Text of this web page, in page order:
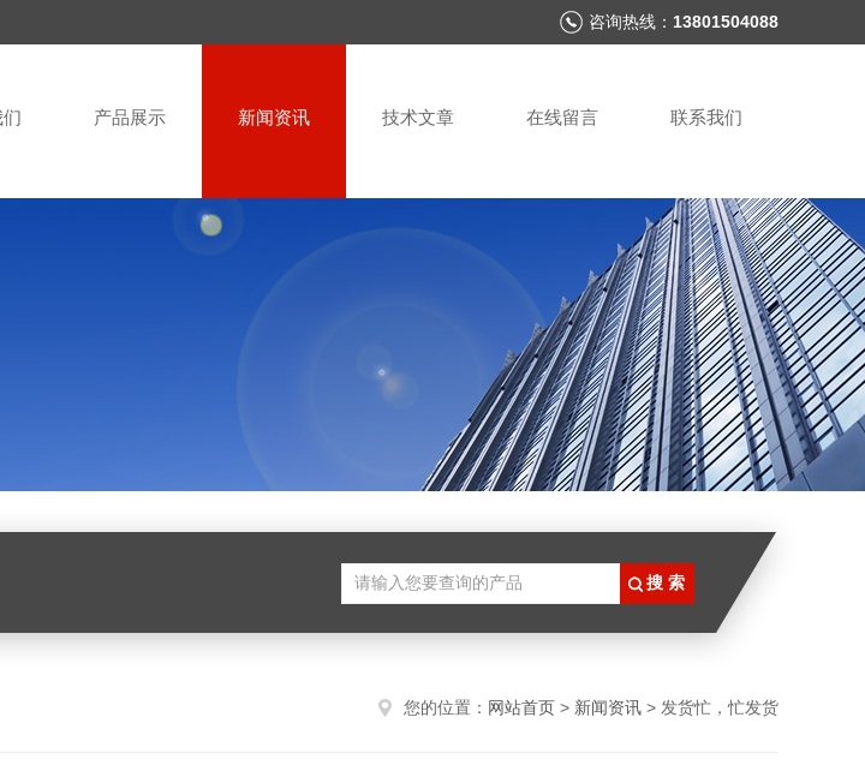
咨询热线： 13801504088
产品展示 新闻资讯 技术文章 在线留言 联系我们
您的位置： 网站首页 > 新闻资讯 > 发货忙，忙发货